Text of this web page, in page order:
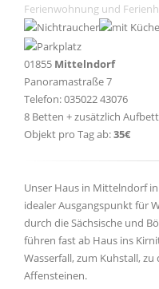
Ferienwohnung und
01855 Mittelndorf
Panoramastraße 7
Telefon: 035022 43076
8 Betten + zusätzlich
Objekt pro Tag ab:35€
Unser Haus in Mittelndorf
idealer Ausgangspunkt für
durch die Sächsische und
führen fast ab Haus ins
Wasserfall, zum Kuhstall,
Affensteinen.